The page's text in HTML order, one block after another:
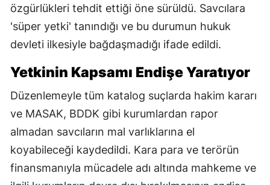
özgürlükleri tehdit ettiği öne sürüldü. Savcılara
'süper yetki' tanındığı ve bu durumun hukuk
devleti ilkesiyle bağdaşmadığı ifade edildi.
Yetkinin Kapsamı Endişe Yaratıyor
Düzenlemeyle tüm katalog suçlarda hakim kararı
ve MASAK, BDDK gibi kurumlardan rapor
almadan savcıların mal varlıklarına el
koyabileceği kaydedildi. Kara para ve terörün
finansmanıyla mücadele adı altında mahkeme ve